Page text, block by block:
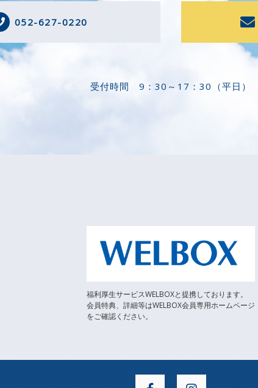
052-627-0220
受付時間 9：30～17：30（平日）
福利厚生サービスWELBOXと提携しております。
会員特典、詳細等はWELBOX会員専用ホームページ
をご確認ください。